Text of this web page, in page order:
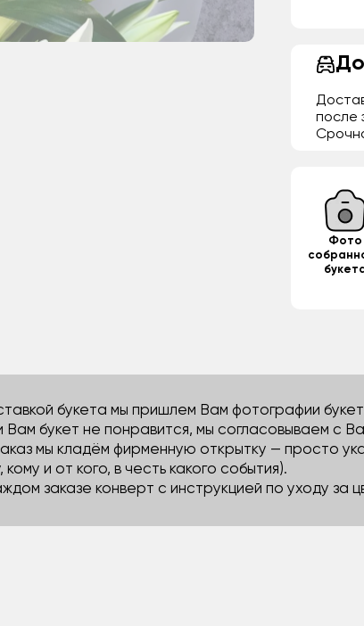
после
Фото
букета мы пришлем Вам фотографии
Вам букет не понравится, мы согласовываем с
мы кладём фирменную открытку — просто
кому и от кого, в честь какого события).
заказе конверт с инструкцией по уходу за